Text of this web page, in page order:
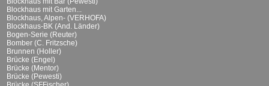
Blockhaus mit Garten...
Blockhaus, Alpen- (VERHOFA)
Blockhaus-BK (And. Länder)
Bogen-Serie (Reuter)
Bomber (C. Fritzsche)
Brunnen (Holler)
Brücke (Engel)
Brücke (Mentor)
Brücke (Pewesti)